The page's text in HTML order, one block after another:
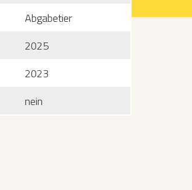
Abgabetier
2025
2023
nein